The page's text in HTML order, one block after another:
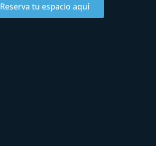
Reserva tu espacio aquí